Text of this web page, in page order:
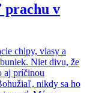
prachu v
chlpy, vlasy a
Niet divu, že
aj príčinou
nikdy sa ho